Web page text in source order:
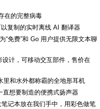
在的完整病毒
复制的实时离线 AI 翻译器
“免费”和 Go 用户提供无限文本聊
计，可移动交互部件，售价在
里和水外都称霸的全地形耳机
想要制造的便携式扬声器
记本放在我们手中，用彩色做笔